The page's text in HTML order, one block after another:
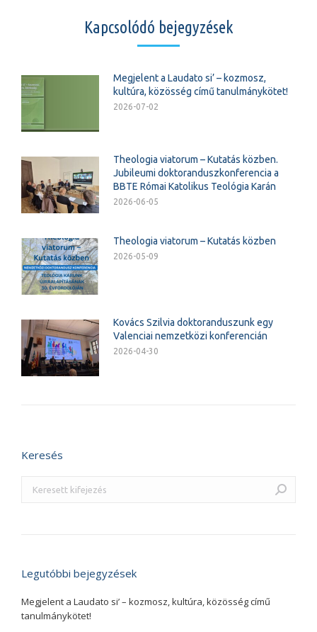
Kapcsolódó bejegyzések
Megjelent a Laudato si’ – kozmosz,
kultúra, közösség című tanulmánykötet!
2026-07-02
Theologia viatorum – Kutatás közben.
Jubileumi doktoranduszkonferencia a
BBTE Római Katolikus Teológia Karán
2026-06-05
Theologia viatorum – Kutatás közben
2026-05-09
Kovács Szilvia doktoranduszunk egy
Valenciai nemzetközi konferencián
2026-04-30
Keresés
Legutóbbi bejegyzések
Megjelent a Laudato si’ – kozmosz, kultúra, közösség című
tanulmánykötet!